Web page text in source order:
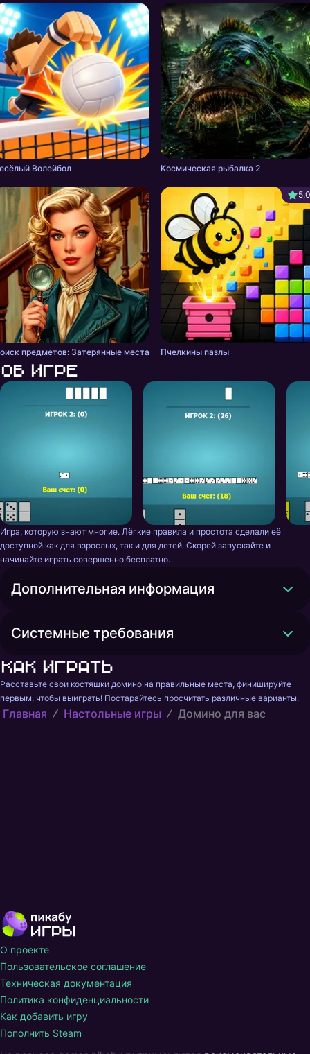
Волейбол Космическая рыбалка 2
предметов: Затерянные места
5,0
Пчелкины пазлы
Об игре
Игра, которую знают многие. Лёгкие правила и простота сделали её
доступной как для взрослых, так и для детей. Скорей запускайте и
начинайте играть совершенно бесплатно.
Дополнительная информация
Системные требования
Как играть
Расставьте свои костяшки домино на правильные места, финишируйте
первым, чтобы выиграть! Постарайтесь просчитать различные варианты.
Главная Настольные игры Домино для вас
О проекте
Пользовательское соглашение
Техническая документация
Политика конфиденциальности
Как добавить игру
Пополнить Steam